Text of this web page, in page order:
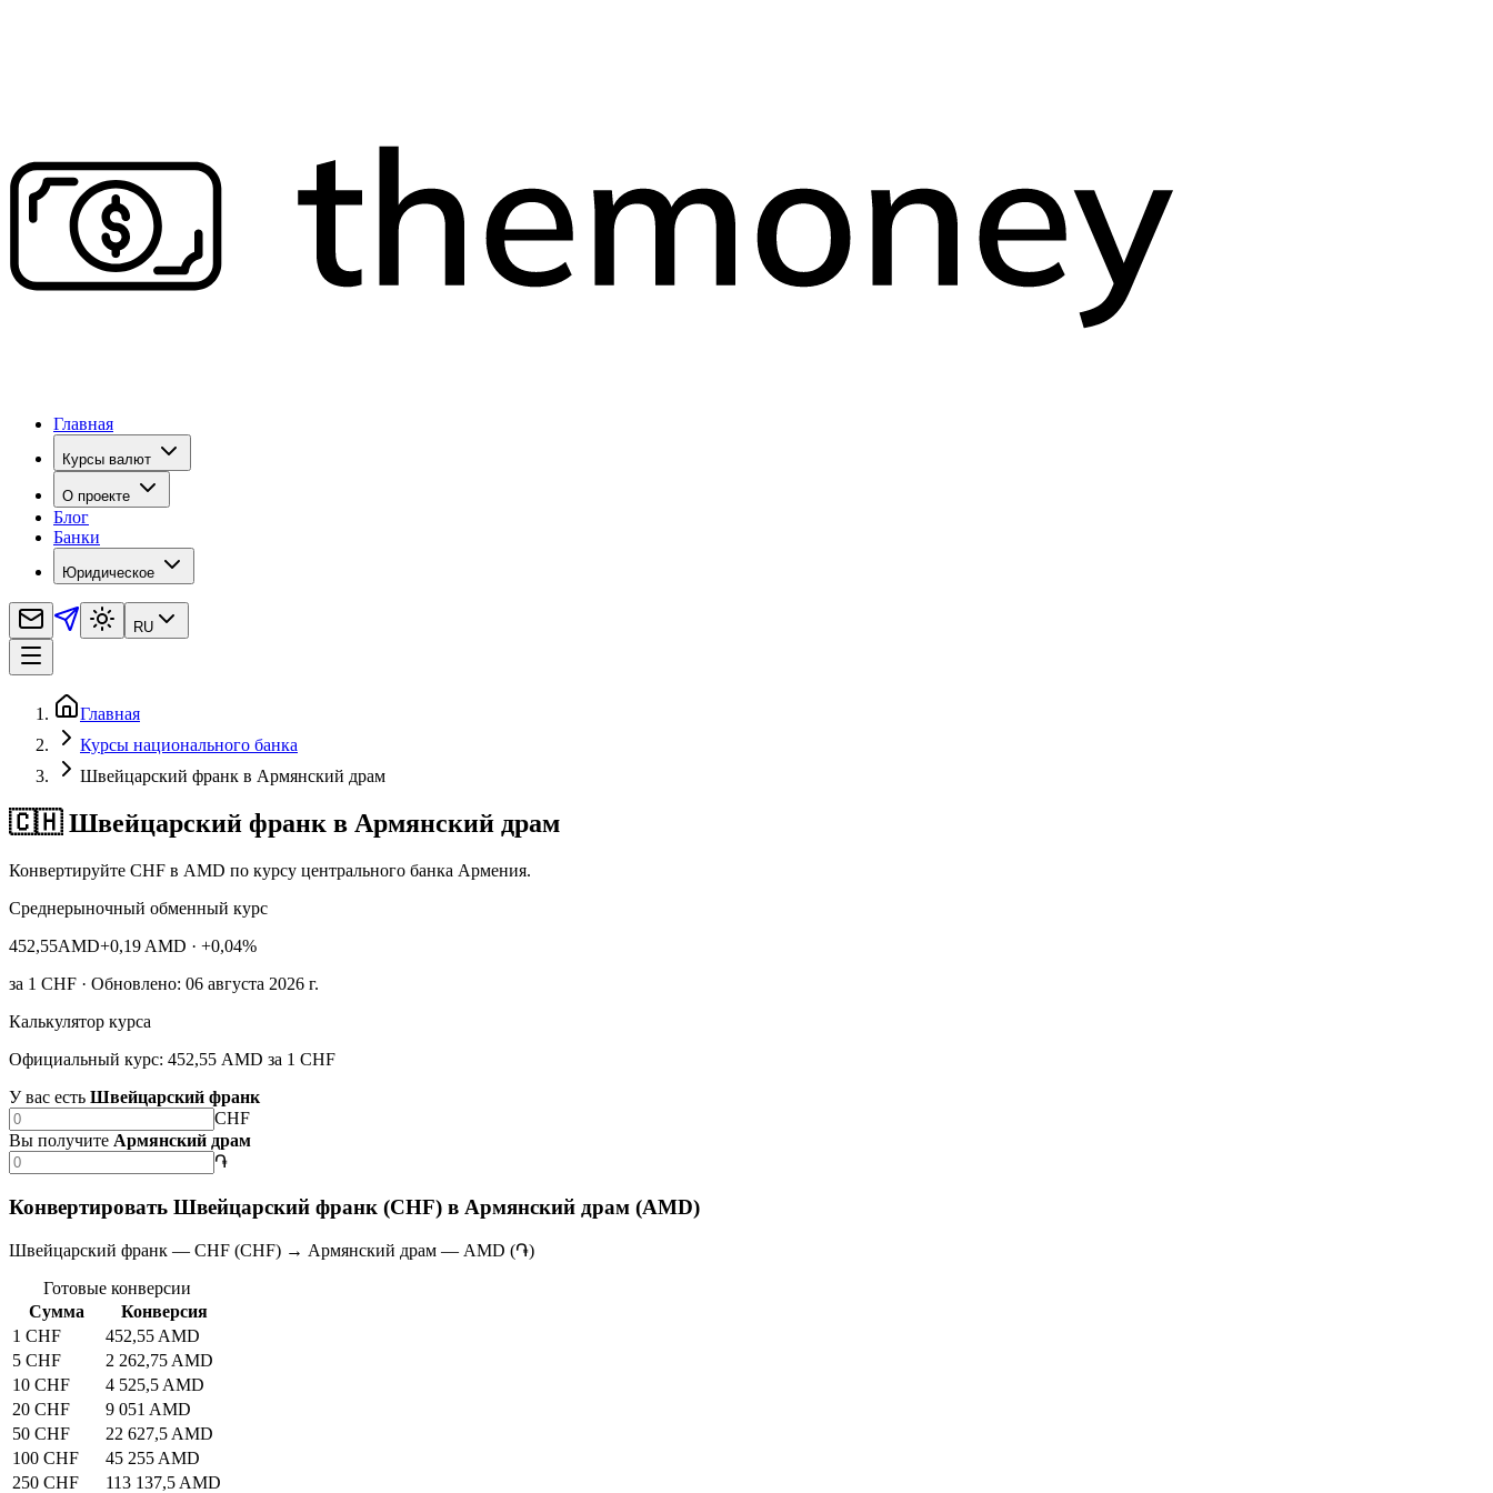
Главная
Курсы валют
О проекте
Блог
Банки
Юридическое
RU
Главная
Курсы национального банка
Швейцарский франк в Армянский драм
🇨🇭 Швейцарский франк в Армянский драм
Конвертируйте CHF в AMD по курсу центрального банка Армения.
Среднерыночный обменный курс
452,55AMD+0,19 AMD · +0,04%
за 1 CHF · Обновлено: 06 августа 2026 г.
Калькулятор курса
Официальный курс: 452,55 AMD за 1 CHF
У вас есть Швейцарский франк
CHF
Вы получите Армянский драм
֏
Конвертировать Швейцарский франк (CHF) в Армянский драм (AMD)
Швейцарский франк — CHF (CHF) → Армянский драм — AMD (֏)
Готовые конверсии
Сумма
Конверсия
1 CHF
452,55 AMD
5 CHF
2 262,75 AMD
10 CHF
4 525,5 AMD
20 CHF
9 051 AMD
50 CHF
22 627,5 AMD
100 CHF
45 255 AMD
250 CHF
113 137,5 AMD